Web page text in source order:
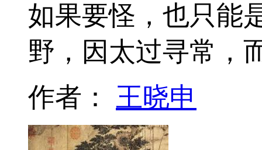
如果要怪，也只能
野，因太过寻常，
作者： 王晓申